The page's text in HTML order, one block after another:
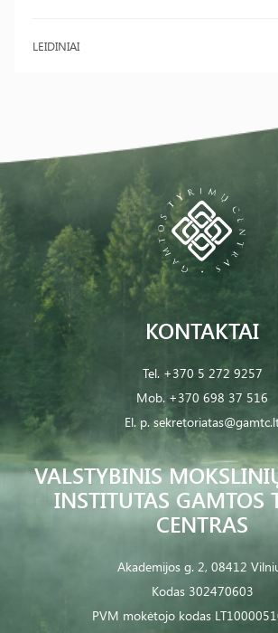
LEIDINIAI
VALSTYBINIS
INSTITUTAS GAMTOS
CENTRAS
Akademijos g. 2, 08412
Kodas 302470603
PVM mokėtojo kodas
KONTAKTAI
Tel. +370 5 272 9257
Mob. +370 698 37 516
El. p.